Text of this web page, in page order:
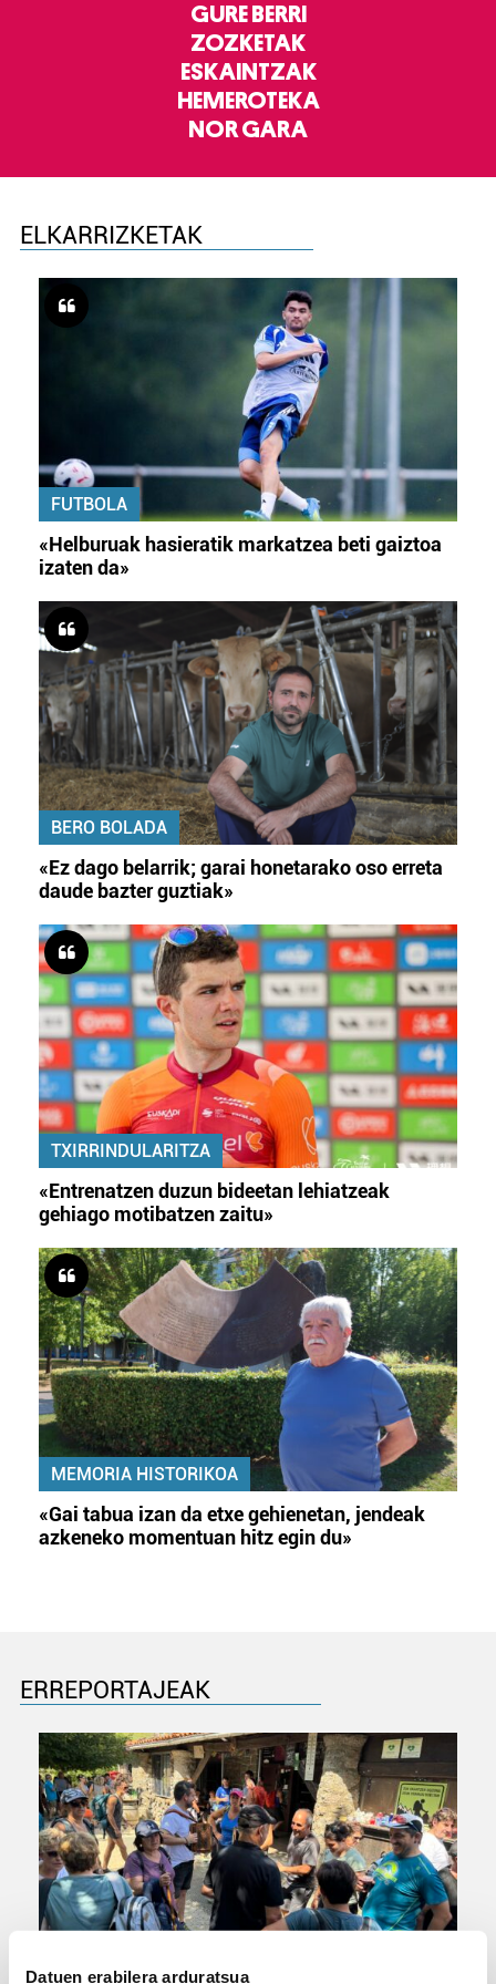
Datuen erabilera arduratsua
GURE BERRI
ZOZKETAK
ESKAINTZAK
HEMEROTEKA
NOR GARA
ELKARRIZKETAK
FUTBOLA
«Helburuak hasieratik markatzea beti gaiztoa
izaten da»
BERO BOLADA
«Ez dago belarrik; garai honetarako oso erreta
daude bazter guztiak»
TXIRRINDULARITZA
«Entrenatzen duzun bideetan lehiatzeak
gehiago motibatzen zaitu»
MEMORIA HISTORIKOA
«Gai tabua izan da etxe gehienetan, jendeak
azkeneko momentuan hitz egin du»
ERREPORTAJEAK